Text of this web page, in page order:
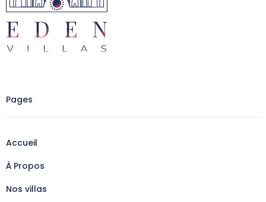
Pages
Accueil
À Propos
Nos villas